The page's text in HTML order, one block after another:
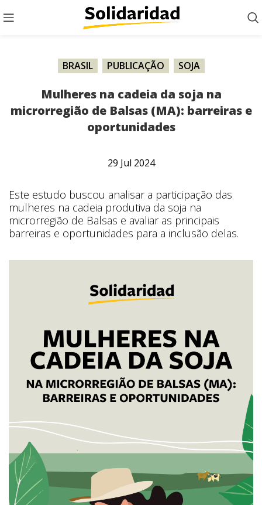
BRASIL PUBLICAÇÃO SOJA
Mulheres na cadeia da soja na
microrregião de Balsas (MA): barreiras e
oportunidades
29 Jul 2024
Este estudo buscou analisar a participação das
mulheres na cadeia produtiva da soja na
microrregião de Balsas e avaliar as principais
barreiras e oportunidades para a inclusão delas.